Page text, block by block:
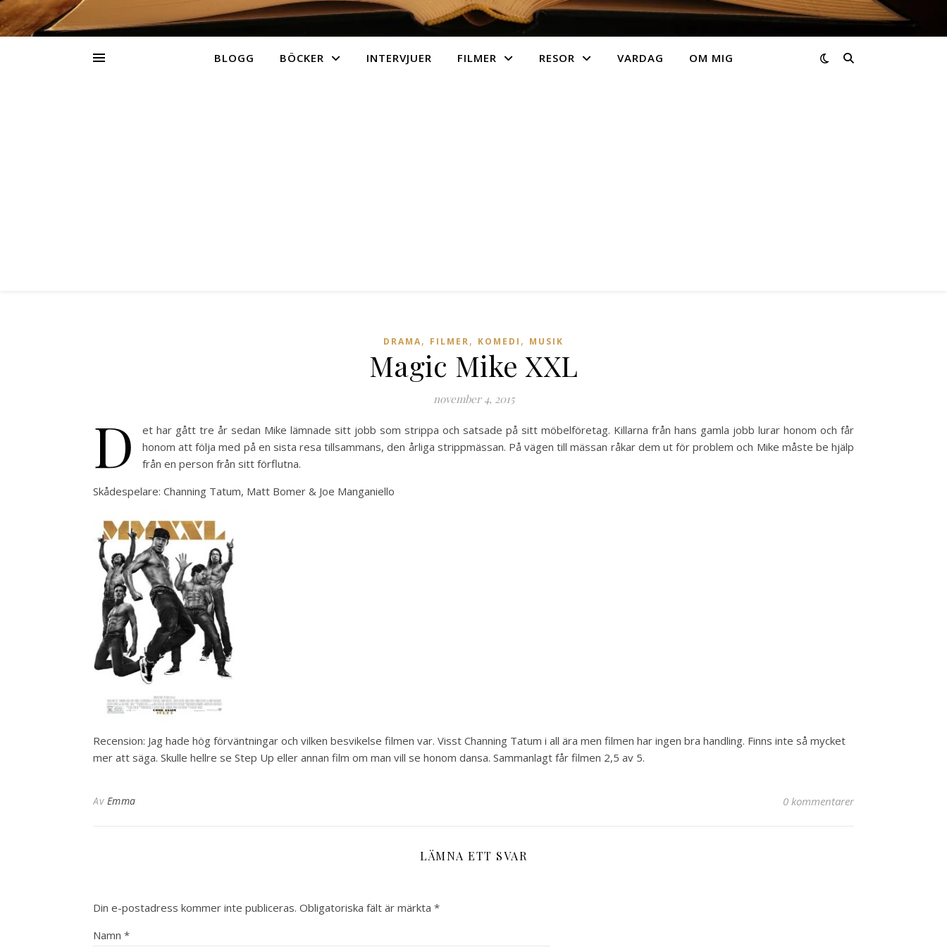
BLOGG BÖCKER INTERVJUER FILMER RESOR VARDAG OM MIG
DRAMA, FILMER, KOMEDI , MUSIK
Magic Mike XXL
november 4, 2015
D
et har gått tre år sedan Mike lämnade sitt jobb som strippa och satsade på sitt möbelföretag. Killarna från hans gamla jobb lurar honom och får
honom att följa med på en sista resa tillsammans, den årliga strippmässan. På vägen till mässan råkar dem ut för problem och Mike måste be hjälp
från en person från sitt förflutna.
Skådespelare: Channing Tatum, Matt Bomer & Joe Manganiello
Recension: Jag hade hög förväntningar och vilken besvikelse filmen var. Visst Channing Tatum i all ära men filmen har ingen bra handling. Finns inte så mycket
mer att säga. Skulle hellre se Step Up eller annan film om man vill se honom dansa. Sammanlagt får filmen 2,5 av 5.
Av Emma 0 kommentarer
LÄMNA ETT SVAR
Din e-postadress kommer inte publiceras. Obligatoriska fält är märkta *
Namn *